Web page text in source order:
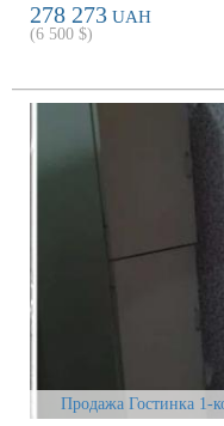
278 273 UAH
(6 500 $)
Продажа Гостинка 1-